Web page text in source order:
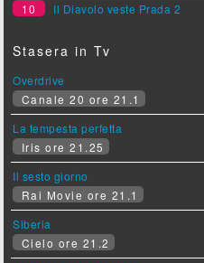
10
Il Diavolo veste Prada 2
Stasera in Tv
Overdrive
Canale 20 ore 21.1
La tempesta perfetta
Iris ore 21.25
Il sesto giorno
Rai Movie ore 21.1
Siberia
Cielo ore 21.2